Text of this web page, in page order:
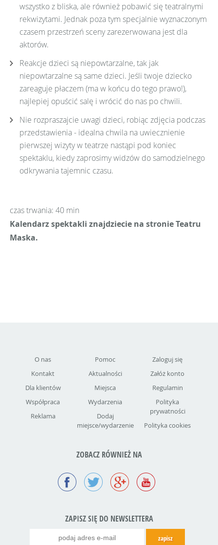
wszystko z bliska, ale również pobawić się teatralnymi
rekwizytami. Jednak poza tym specjalnie wyznaczonym
czasem przestrzeń sceny zarezerwowana jest dla
aktorów.
Reakcje dzieci są niepowtarzalne, tak jak
niepowtarzalne są same dzieci. Jeśli twoje dziecko
zareaguje płaczem (ma w końcu do tego prawo!),
najlepiej opuścić salę i wrócić do nas po chwili.
Nie rozpraszajcie uwagi dzieci, robiąc zdjęcia podczas
przedstawienia - idealna chwila na uwiecznienie
pierwszej wizyty w teatrze nastąpi pod koniec
spektaklu, kiedy zaprosimy widzów do samodzielnego
odkrywania tajemnic czasu.
czas trwania: 40 min
Kalendarz spektakli znajdziecie na stronie Teatru
Maska.
O nas
Kontakt
Dla klientów
Współpraca
Reklama
Pomoc
Aktualności
Miejsca
Wydarzenia
Dodaj
miejsce/wydarzenie
Zaloguj się
Załóż konto
Regulamin
Polityka
prywatności
Polityka cookies
ZOBACZ RÓWNIEŻ NA
ZAPISZ SIĘ DO NEWSLETTERA